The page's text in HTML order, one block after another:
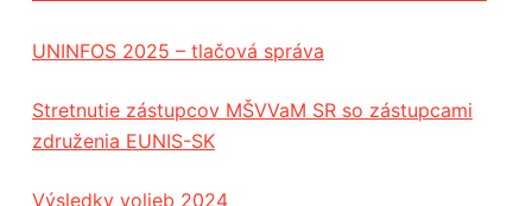
UNINFOS 2025 – tlačová správa
Stretnutie zástupcov MŠVVaM SR so zástupcami
združenia EUNIS-SK
Výsledky volieb 2024